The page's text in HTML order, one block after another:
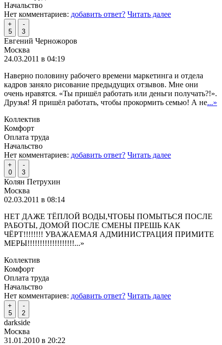
Начальство
Нет комментариев: добавить ответ? Читать далее
+
5
-
3
Евгений Черножоров
Москва
24.03.2011 в 04:19
Наверно половину рабочего времени маркетинга и отдела
кадров заняло рисование предыдущих отзывов. Мне они
очень нравятся. «Ты пришёл работать или деньги получать?!».
Друзья! Я пришёл работать, чтобы прокормить семью! А не...»
Коллектив
Комфорт
Оплата труда
Начальство
Нет комментариев: добавить ответ? Читать далее
+
0
-
3
Колян Петрухин
Москва
02.03.2011 в 08:14
НЕТ ДАЖЕ ТЁПЛОЙ ВОДЫ,ЧТОБЫ ПОМЫТЬСЯ ПОСЛЕ
РАБОТЫ, ДОМОЙ ПОСЛЕ СМЕНЫ ПРЕШЬ КАК
ЧЁРТ!!!!!!!! УВАЖАЕМАЯ АДМИНИСТРАЦИЯ ПРИМИТЕ
МЕРЫ!!!!!!!!!!!!!!!!!!!...»
Коллектив
Комфорт
Оплата труда
Начальство
Нет комментариев: добавить ответ? Читать далее
+
5
-
2
darkside
Москва
31.01.2010 в 20:22